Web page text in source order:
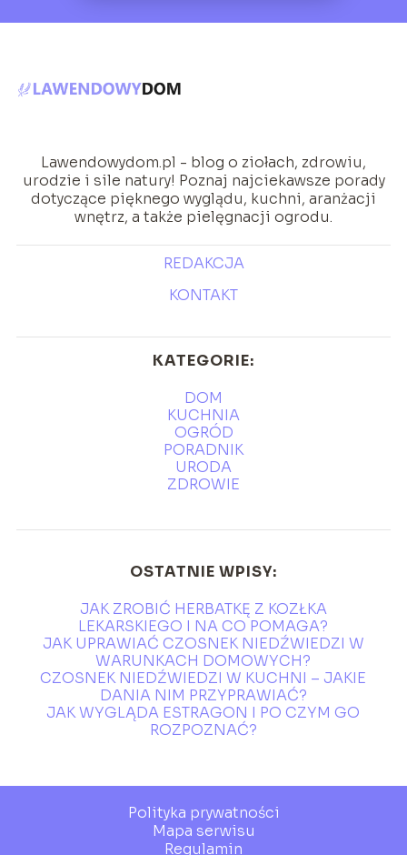
Lawendowydom.pl - blog o ziołach, zdrowiu,
urodzie i sile natury! Poznaj najciekawsze porady
dotyczące pięknego wyglądu, kuchni, aranżacji
wnętrz, a także pielęgnacji ogrodu.
REDAKCJA
KONTAKT
KATEGORIE:
DOM
KUCHNIA
OGRÓD
PORADNIK
URODA
ZDROWIE
OSTATNIE WPISY:
JAK ZROBIĆ HERBATKĘ Z KOZŁKA
LEKARSKIEGO I NA CO POMAGA?
JAK UPRAWIAĆ CZOSNEK NIEDŹWIEDZI W
WARUNKACH DOMOWYCH?
CZOSNEK NIEDŹWIEDZI W KUCHNI – JAKIE
DANIA NIM PRZYPRAWIAĆ?
JAK WYGLĄDA ESTRAGON I PO CZYM GO
ROZPOZNAĆ?
Polityka prywatności
Mapa serwisu
Regulamin